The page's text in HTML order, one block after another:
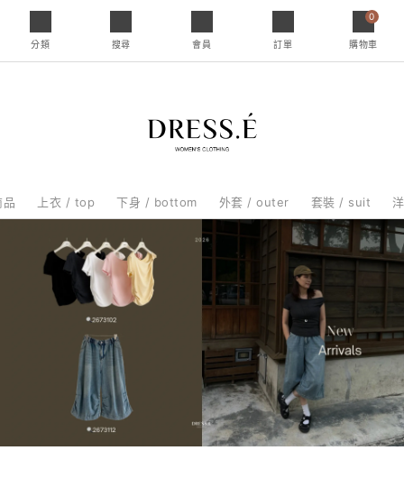
分類 搜尋 會員 訂單
0
購物車
品 上衣 / top 下身 / bottom 外套 / outer 套裝 / suit